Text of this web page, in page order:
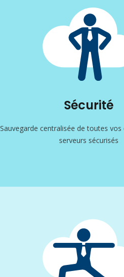
Sécurité
Sauvegarde centralisée de toutes
serveurs sécurisés